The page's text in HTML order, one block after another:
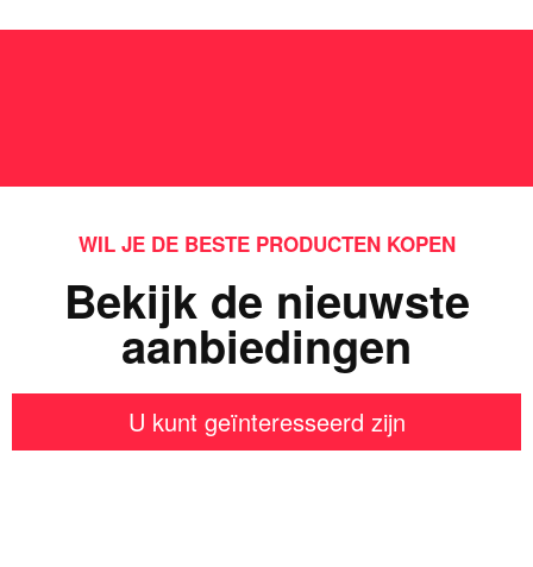
WIL JE DE BESTE PRODUCTEN KOPEN
Bekijk de nieuwste
aanbiedingen
U kunt geïnteresseerd zijn